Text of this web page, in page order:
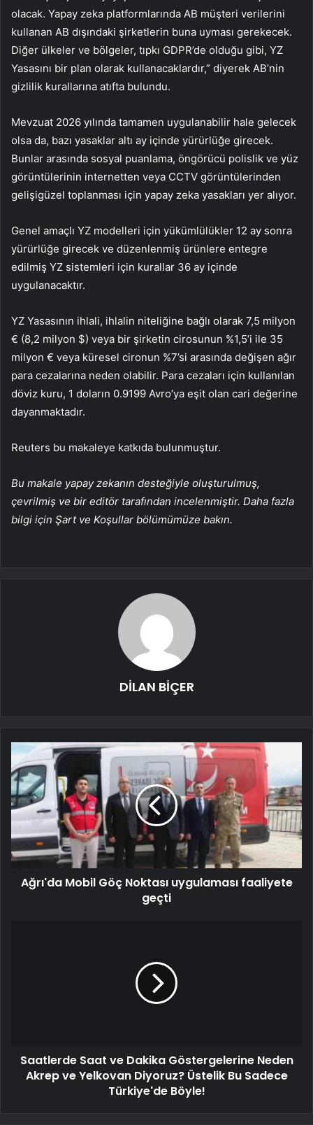
olacak. Yapay zeka platformlarında AB müşteri verilerini
kullanan AB dışındaki şirketlerin buna uyması gerekecek.
Diğer ülkeler ve bölgeler, tıpkı GDPR’de olduğu gibi, YZ
Yasasını bir plan olarak kullanacaklardır,” diyerek AB’nin
gizlilik kurallarına atıfta bulundu.
Mevzuat 2026 yılında tamamen uygulanabilir hale gelecek
olsa da, bazı yasaklar altı ay içinde yürürlüğe girecek.
Bunlar arasında sosyal puanlama, öngörücü polislik ve yüz
görüntülerinin internetten veya CCTV görüntülerinden
gelişigüzel toplanması için yapay zeka yasakları yer alıyor.
Genel amaçlı YZ modelleri için yükümlülükler 12 ay sonra
yürürlüğe girecek ve düzenlenmiş ürünlere entegre
edilmiş YZ sistemleri için kurallar 36 ay içinde
uygulanacaktır.
YZ Yasasının ihlali, ihlalin niteliğine bağlı olarak 7,5 milyon
€ (8,2 milyon $) veya bir şirketin cirosunun %1,5’i ile 35
milyon € veya küresel cironun %7’si arasında değişen ağır
para cezalarına neden olabilir. Para cezaları için kullanılan
döviz kuru, 1 doların 0.9199 Avro’ya eşit olan cari değerine
dayanmaktadır.
Reuters bu makaleye katkıda bulunmuştur.
Bu makale yapay zekanın desteğiyle oluşturulmuş,
çevrilmiş ve bir editör tarafından incelenmiştir. Daha fazla
bilgi için Şart ve Koşullar bölümümüze bakın.
DİLAN BİÇER
Ağrı'da Mobil Göç Noktası uygulaması faaliyete
geçti
Saatlerde Saat ve Dakika Göstergelerine Neden
Akrep ve Yelkovan Diyoruz? Üstelik Bu Sadece
Türkiye'de Böyle!